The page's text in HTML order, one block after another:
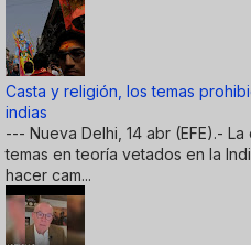
Casta y religión, los temas
indias
--- Nueva Delhi, 14 abr (EFE).-
temas en teoría vetados en la
hacer cam...